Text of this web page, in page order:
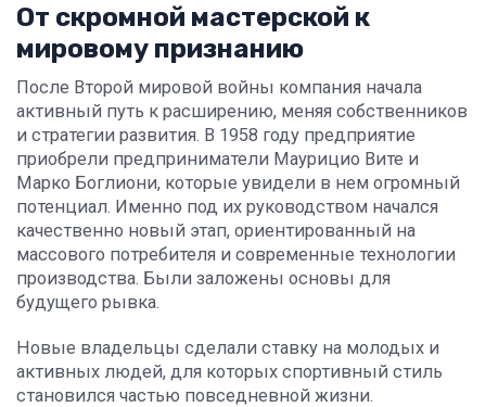
От скромной мастерской к
мировому признанию
После Второй мировой войны компания начала
активный путь к расширению, меняя собственников
и стратегии развития. В 1958 году предприятие
приобрели предприниматели Маурицио Вите и
Марко Боглиони, которые увидели в нем огромный
потенциал. Именно под их руководством начался
качественно новый этап, ориентированный на
массового потребителя и современные технологии
производства. Были заложены основы для
будущего рывка.
Новые владельцы сделали ставку на молодых и
активных людей, для которых спортивный стиль
становился частью повседневной жизни.